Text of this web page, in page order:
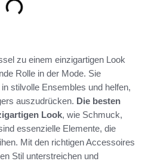
zu einem einzigartigen Look
Rolle in der Mode. Sie
stilvolle Ensembles und helfen,
auszudrücken. Die besten
Look, wie Schmuck,
essenzielle Elemente, die
Mit den richtigen Accessoires
Stil unterstreichen und